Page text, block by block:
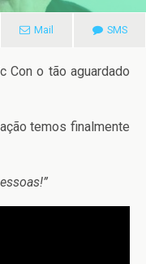
Mail SMS
Con o tão aguardado
temos finalmente